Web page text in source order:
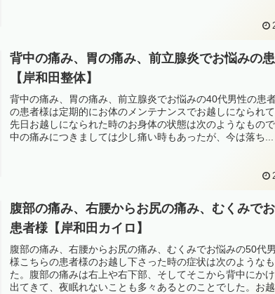
背中の痛み、胃の痛み、前立腺炎でお悩みの
【岸和田整体】
背中の痛み、胃の痛み、前立腺炎でお悩みの40代男性の患
の患者様は定期的にお体のメンテナンスでお越しになられて
先日お越しになられた時のお身体の状態は次のようなもの
中の痛みにつきましては少し痛い時もあったが、今は落ち...
腹部の痛み、右腰からお尻の痛み、むくみで
患者様【岸和田カイロ】
腹部の痛み、右腰からお尻の痛み、むくみでお悩みの50代
様こちらの患者様のお越し下さった時の症状は次のような
た。腹部の痛みは右上や右下部、そしてそこから背中にか
出てきて、夜眠れないことも多々あるとのことでした。お